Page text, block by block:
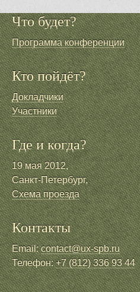
Что будет?
Программа конференции
Кто пойдёт?
Докладчики
Участники
Где и когда?
19 мая 2012,
Санкт-Петербург,
Схема проезда
Контакты
Email:contact@ux-spb.ru
Телефон:+7 (812) 336 93 44